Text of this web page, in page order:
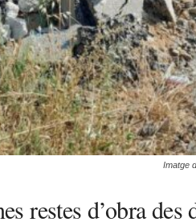
Imatge
restes d’obra des